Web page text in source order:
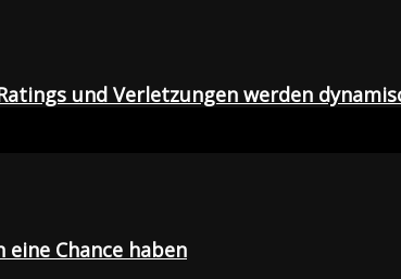
und Verletzungen werden
Chance haben